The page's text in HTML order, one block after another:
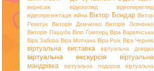
вернісаж
відеоогляд
відеоперегляд
відеопрезентація війна Віктор Бондар Віктор
Ревегук
Вікторія Демченко
Вікторія Левченко
Вікторія Пашуба Вілл Ґомперц Віра Варвянська
Віра Забора Віра Мотчана Віра Роїк Віра Черняк
віртуальна виставка віртуальна довідка
віртуальна екскурсія
віртуальна
мандрівка
віртуальна подорож
віртуальна